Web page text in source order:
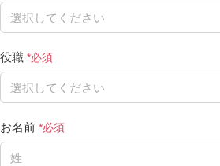
役職
お名前